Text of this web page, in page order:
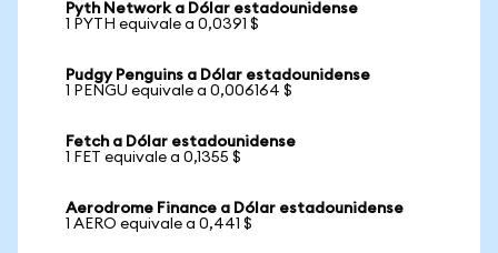
Pyth Network a Dólar estadounidense
1 PYTH equivale a 0,0391 $
Pudgy Penguins a Dólar estadounidense
1 PENGU equivale a 0,006164 $
Fetch a Dólar estadounidense
1 FET equivale a 0,1355 $
Aerodrome Finance a Dólar estadounidense
1 AERO equivale a 0,441 $